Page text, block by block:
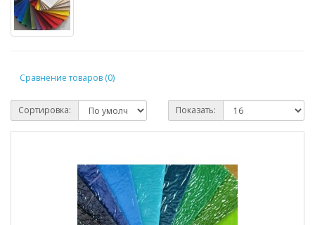
Сравнение товаров (0)
Сортировка: Показать: